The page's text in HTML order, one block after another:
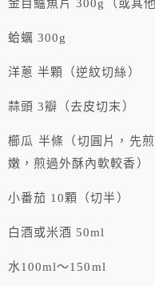
金目鱸魚片 300g（或其
蛤蠣 300g
洋蔥 半顆（逆紋切絲）
蒜頭 3瓣（去皮切末）
櫛瓜 半條（切圓片，先
嫩，煎過外酥內軟較香）
小番茄 10顆（切半）
白酒或米酒 50ml
水100ml～150ml